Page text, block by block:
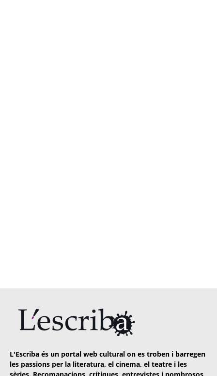
L'Escriba és un portal web cultural on es troben i barregen
les passions per la literatura, el cinema, el teatre i les
sèries. Recomanacions, crítiques, entrevistes i nombrosos